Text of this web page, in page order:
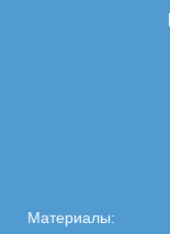
Материалы: